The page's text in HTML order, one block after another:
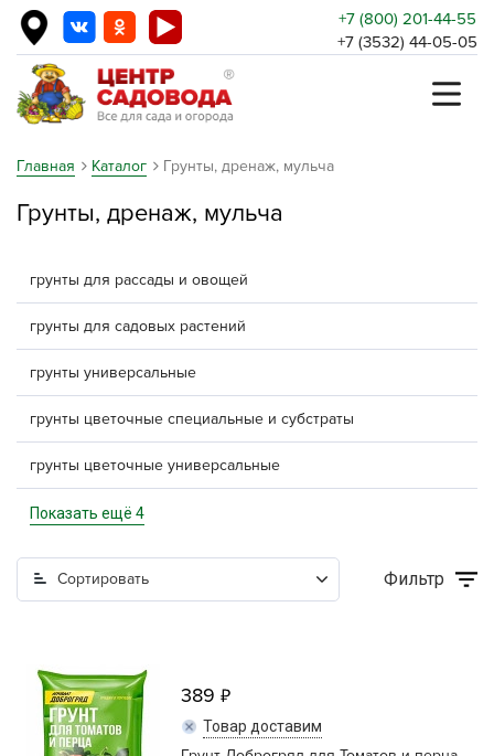
+7 (800) 201-44-55
+7 (3532) 44-05-05
Главная Каталог Грунты, дренаж, мульча
Грунты, дренаж, мульча
грунты для рассады и овощей
грунты для садовых растений
грунты универсальные
грунты цветочные специальные и субстраты
грунты цветочные универсальные
дренаж, агроперлит, вермикулит, компоненты
кора, щепа, мульча
торф и субстраты
Показать ещё 4
Сортировать Фильтр
389
Товар доставим